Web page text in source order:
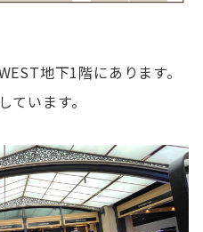
地下1階にあります。
ています。